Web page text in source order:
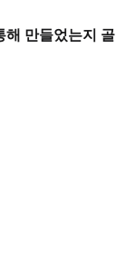
해 만들었는지 골